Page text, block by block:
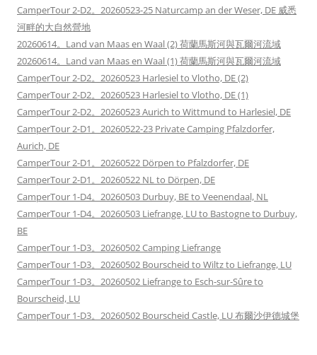
CamperTour 2-D2。20260523-25 Naturcamp an der Weser, DE 威悉
河畔的大自然營地
20260614。Land van Maas en Waal (2) 荷蘭馬斯河與瓦爾河流域
20260614。Land van Maas en Waal (1) 荷蘭馬斯河與瓦爾河流域
CamperTour 2-D2。20260523 Harlesiel to Vlotho, DE (2)
CamperTour 2-D2。20260523 Harlesiel to Vlotho, DE (1)
CamperTour 2-D2。20260523 Aurich to Wittmund to Harlesiel, DE
CamperTour 2-D1。20260522-23 Private Camping Pfalzdorfer,
Aurich, DE
CamperTour 2-D1。20260522 Dörpen to Pfalzdorfer, DE
CamperTour 2-D1。20260522 NL to Dörpen, DE
CamperTour 1-D4。20260503 Durbuy, BE to Veenendaal, NL
CamperTour 1-D4。20260503 Liefrange, LU to Bastogne to Durbuy,
BE
CamperTour 1-D3。20260502 Camping Liefrange
CamperTour 1-D3。20260502 Bourscheid to Wiltz to Liefrange, LU
CamperTour 1-D3。20260502 Liefrange to Esch-sur-Sûre to
Bourscheid, LU
CamperTour 1-D3。20260502 Bourscheid Castle, LU 布爾沙伊德城堡